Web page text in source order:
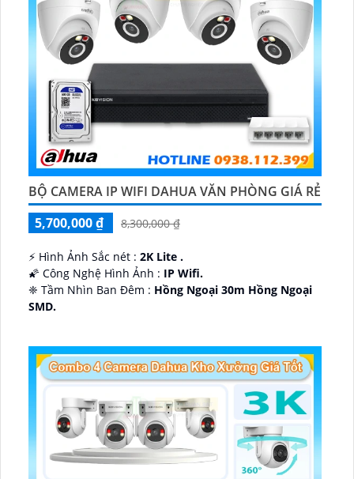
BỘ CAMERA IP WIFI DAHUA VĂN PHÒNG GIÁ RẺ
5,700,000 ₫
8,300,000 ₫
️⚡ Hình Ảnh Sắc nét : 2K Lite .
🌠 Công Nghệ Hình Ảnh : IP Wifi.
❈ Tầm Nhìn Ban Đêm : Hồng Ngoại 30m Hồng Ngoại
SMD.